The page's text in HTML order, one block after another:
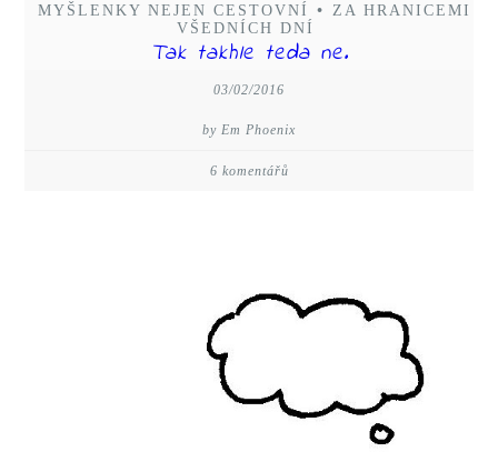
MYŠLENKY NEJEN CESTOVNÍ •
ZA HRANICEMI
VŠEDNÍCH DNÍ
Tak takhle teda ne.
03/02/2016
by Em Phoenix
6 komentářů